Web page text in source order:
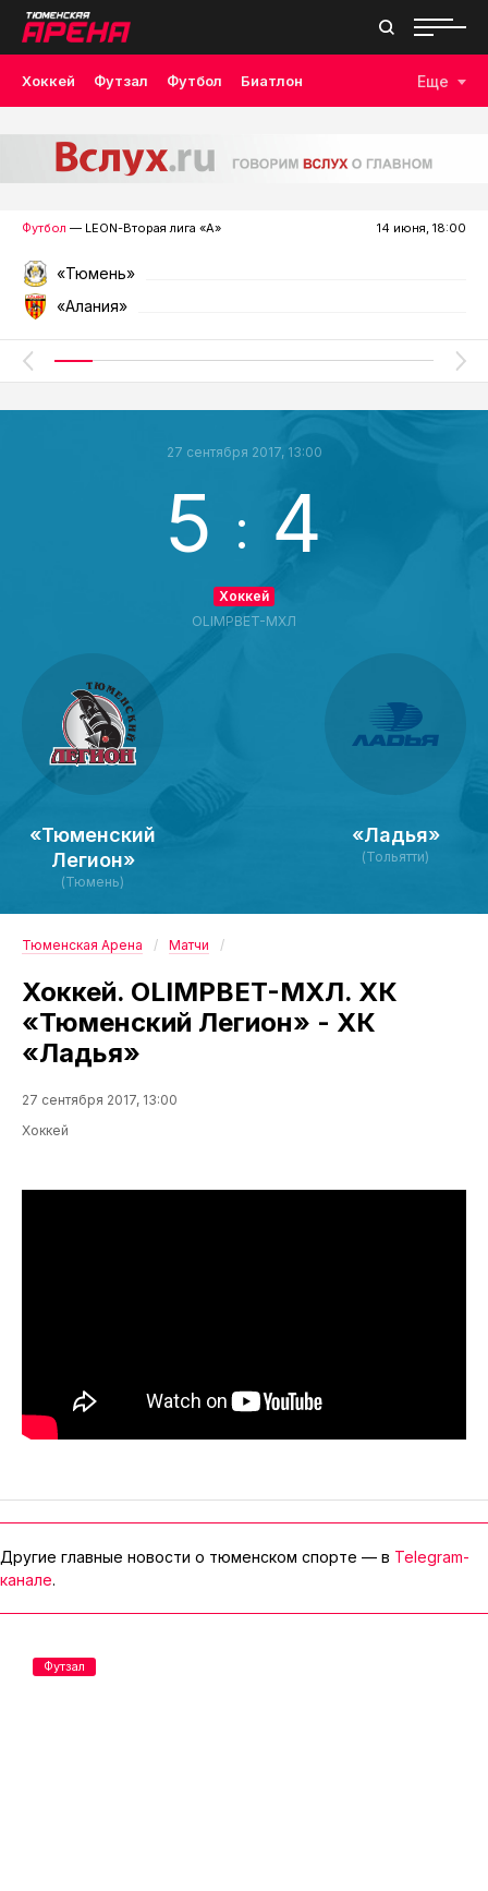
Хоккей Футзал Футбол Биатлон Еще
Футбол — LEON-Вторая лига «А» 14 июня, 18:00
«Тюмень»
«Алания»
«Тюменский
Легион»
(Тюмень)
27 сентября 2017, 13:00
5 : 4
Хоккей
OLIMPBET-МХЛ
«Ладья»
(Тольятти)
Тюменская Арена Матчи
Хоккей. OLIMPBET-МХЛ. ХК
«Тюменский Легион» - ХК
«Ладья»
27 сентября 2017, 13:00
Хоккей
Другие главные новости о тюменском спорте — в Telegram-
канале.
Футзал